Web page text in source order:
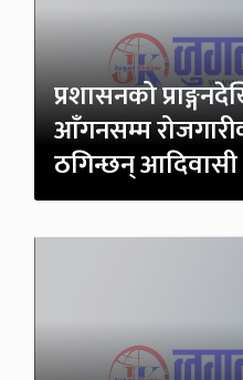
प्रशासनको
आँगनसम्म
ठगिन्छन्